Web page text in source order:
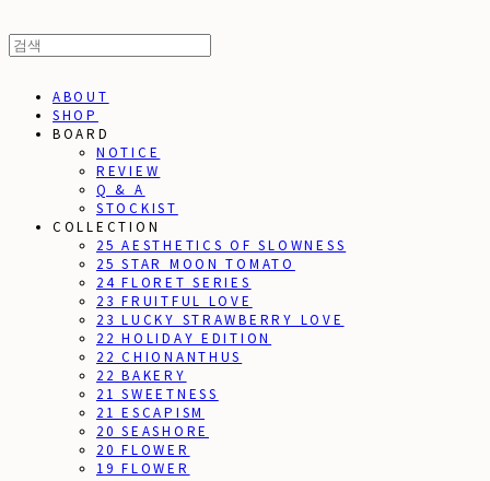
ABOUT
SHOP
BOARD
NOTICE
REVIEW
Q & A
STOCKIST
COLLECTION
25 AESTHETICS OF SLOWNESS
25 STAR MOON TOMATO
24 FLORET SERIES
23 FRUITFUL LOVE
23 LUCKY STRAWBERRY LOVE
22 HOLIDAY EDITION
22 CHIONANTHUS
22 BAKERY
21 SWEETNESS
21 ESCAPISM
20 SEASHORE
20 FLOWER
19 FLOWER